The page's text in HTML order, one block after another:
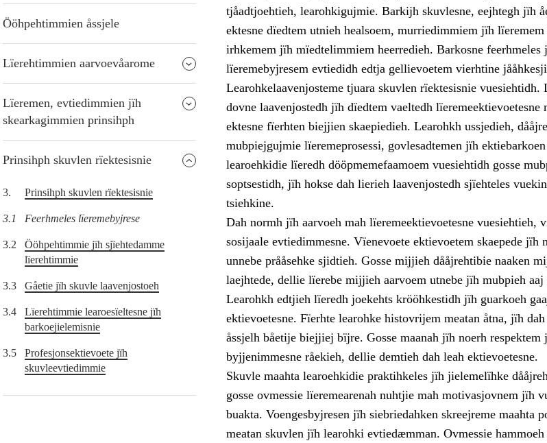
Ööhpehtimmien åssjele
Lïerehtimmien aarvoevåarome
Lïeremen, evtiedimmien jïh
skearkagimmien prinsihph
Prinsihph skuvlen rïektesisnie
3. Prinsihph skuvlen rïektesisnie
3.1 Feerhmeles lïeremebyjrese
3.2
Ööhpehtimmie jïh sjïehtedamme
lïerehtimmie
3.3 Gåetie jïh skuvle laavenjostoeh
3.4
Lïerehtimmie learoesïeltesne jïh
barkoejielemisnie
3.5
Profesjonsektievoete jïh
skuvleevtiedimmie
tjåadtjoehtieh, learohkigujmie. Barkijh skuvlesne, eejhtegh jïh
ektesne dïedtem utnieh healsoem, murriedimmiem jïh
irhkemem jïh mïedtelimmiem heerredieh. Barkosne feerhmeles
lïeremebyjresem evtiedidh edtja gellievoetem vierhtine
Learohkelaavenjosteme tjuara skuvlen rïektesisnie vuesiehtidh.
dovne laavenjostedh jïh dïedtem vaeltedh
ektesne fïerhten biejjien skaepiedieh. Learohkh ussjedieh,
mubpiejgujmie lïeremeprosessi, govlesadtemen jïh
learoehkidie lïeredh dööpmemefaamoem vuesiehtidh gosse
soptsestidh, jïh hokse dah lierieh laavenjostedh sjïehteles
tsiehkine.
Dah normh jïh aarvoeh mah lïeremeektievoetesne vuesiehtieh,
sosijaale evtiedimmesne. Vïenevoete ektievoetem skaepede jïh
unnebe prååsehke sjidtieh. Gosse mijjieh dååjrehtibie naaken
laejhtede, dellie lïerebe mijjieh aarvoem utnebe jïh mubpieh aaj
Learohkh edtjieh lïeredh joekehts krööhkestidh jïh guarkoeh
ektievoetesne. Fïerhte learohke histovrijem meatan åtna, jïh
åssjelh båetije biejjiej bïjre. Gosse maanah jïh noerh
byjjenimmesne råekieh, dellie demtieh dah leah ektievoetesne.
Skuvle maahta learoehkidie praktihkeles jïh jielemelïhke
gosse ovmessie lïeremearenah nuhtjie mah motivasjovnem jïh
buakta. Voengesbyjresen jïh siebriedahken skreejreme maahta
meatan skuvlen jïh learohki evtiedæmman. Ovmessie hammoeh